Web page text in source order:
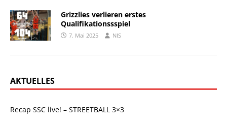
Grizzlies verlieren erstes
Qualifikationssspiel
7. Mai 2025 NIS
AKTUELLES
Recap SSC live! – STREETBALL 3×3